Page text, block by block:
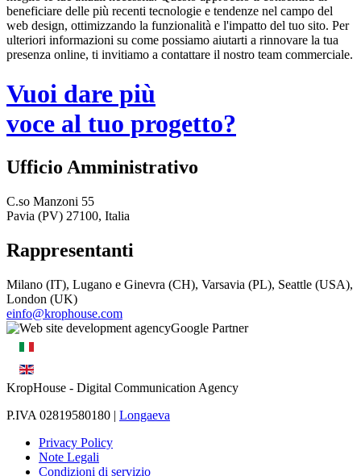
beneficiare delle più recenti tecnologie e tendenze nel campo del
web design, ottimizzando la funzionalità e l'impatto del tuo sito. Per
ulteriori informazioni su come possiamo aiutarti a rinnovare la tua
presenza online, ti invitiamo a contattare il nostro team commerciale.
Vuoi dare più
voce al tuo progetto?
Ufficio Amministrativo
C.so Manzoni 55
Pavia (PV) 27100, Italia
Rappresentanti
Milano (IT), Lugano e Ginevra (CH), Varsavia (PL), Seattle (USA),
London (UK)
einfo@krophouse.com
KropHouse - Digital Communication Agency
P.IVA 02819580180 | Longaeva
Privacy Policy
Note Legali
Condizioni di servizio